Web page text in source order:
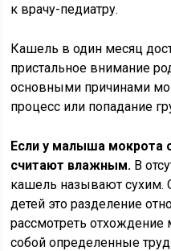
к врачу-педиатру.
Кашель в один месяц
пристальное внимание
основными причинами
процесс или попадание
Если у малыша мокрота
считают влажным. В
кашель называют сухим.
детей это разделение
рассмотреть отхождение
собой определенные